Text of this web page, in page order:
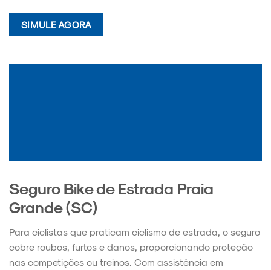
SIMULE AGORA
Seguro Bike de Estrada Praia
Grande (SC)
Para ciclistas que praticam ciclismo de estrada, o seguro
cobre roubos, furtos e danos, proporcionando proteção
nas competições ou treinos. Com assistência em